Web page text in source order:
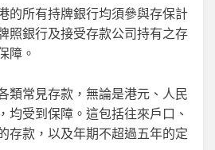
的所有持牌銀行均須參與存保計
照銀行及接受存款公司持有之存
障。
類常見存款，無論是港元、人民
均受到保障。這包括往來戶口、
存款，以及年期不超過五年的定